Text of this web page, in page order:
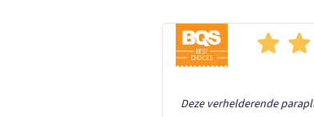
Deze verhelderende